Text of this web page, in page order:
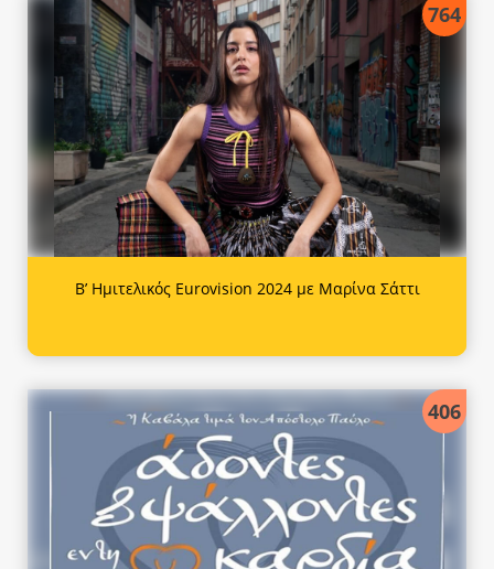
764
Β’ Ημιτελικός Eurovision 2024 με Μαρίνα Σάττι
406